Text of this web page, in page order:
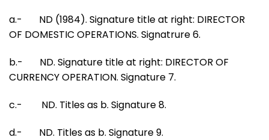
a.- ND (1984). Signature title at right: DIRECTOR
OF DOMESTIC OPERATIONS. Signatrure 6.
b.- ND. Signature title at right: DIRECTOR OF
CURRENCY OPERATION. Signature 7.
c.- ND. Titles as b. Signature 8.
d.- ND. Titles as b. Signature 9.